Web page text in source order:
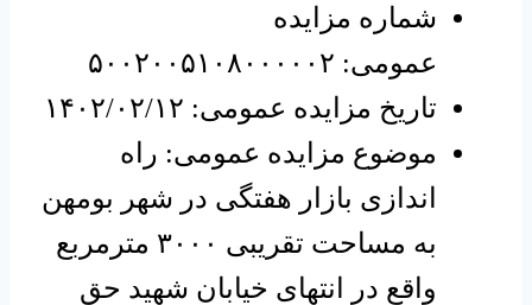
شماره مزایده
عمومی: ۵۰۰۲۰۰۵۱۰۸۰۰۰۰۰۲
تاریخ مزایده عمومی: ۱۴۰۲/۰۲/۱۲
موضوع مزایده عمومی: راه
اندازی بازار هفتگی در شهر بومهن
به مساحت تقریبی ۳۰۰۰ مترمربع
واقع در انتهای خیابان شهید حق